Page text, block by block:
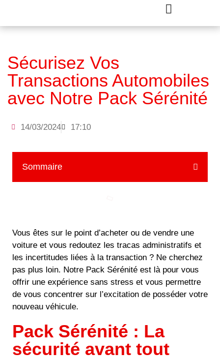
Sécurisez Vos
Transactions Automobiles
avec Notre Pack Sérénité
14/03/2024 17:10
Sommaire
Vous êtes sur le point d’acheter ou de vendre une
voiture et vous redoutez les tracas administratifs et
les incertitudes liées à la transaction ? Ne cherchez
pas plus loin. Notre Pack Sérénité est là pour vous
offrir une expérience sans stress et vous permettre
de vous concentrer sur l’excitation de posséder votre
nouveau véhicule.
Pack Sérénité : La
sécurité avant tout